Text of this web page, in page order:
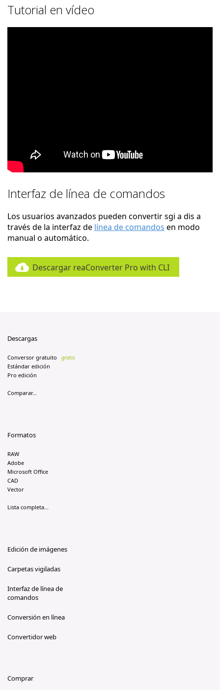
Tutorial en vídeo
Interfaz de línea de comandos
Los usuarios avanzados pueden convertir sgi a dis a
través de la interfaz de línea de comandos en modo
manual o automático.
Descargar reaConverter Pro with CLI
Descargas
Conversor gratuito
gratis
Estándar edición
Pro edición
Comparar...
Formatos
RAW
Adobe
Microsoft Office
CAD
Vector
Lista completa...
Edición de imágenes
Carpetas vigiladas
Interfaz de línea de
comandos
Conversión en línea
Convertidor web
Comprar